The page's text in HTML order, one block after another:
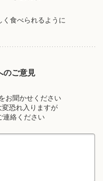
く食べられるように
のご意見
お聞かせください
恐れ入りますが
連絡ください